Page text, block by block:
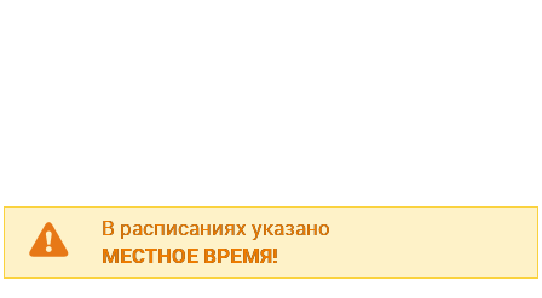
В расписаниях указано
МЕСТНОЕ ВРЕМЯ!